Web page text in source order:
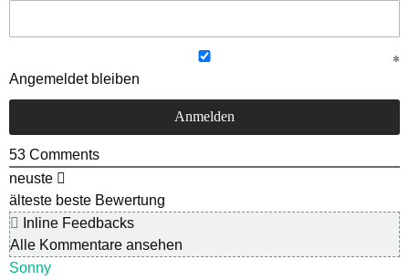
Angemeldet bleiben
53 Comments
neuste
älteste beste Bewertung
Inline Feedbacks
Alle Kommentare ansehen
Sonny